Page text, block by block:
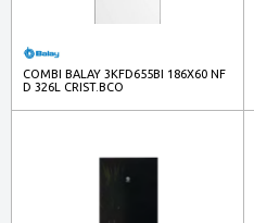
COMBI BALAY 3KFD655BI 186X60 NF
D 326L CRIST.BCO